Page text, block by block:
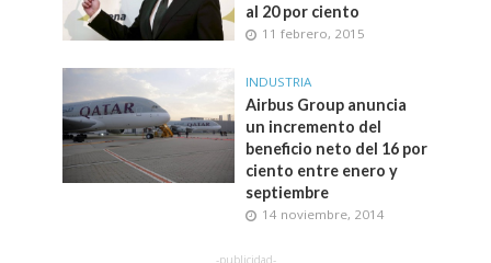
al 20 por ciento
11 febrero, 2015
INDUSTRIA
Airbus Group anuncia
un incremento del
beneficio neto del 16 por
ciento entre enero y
septiembre
14 noviembre, 2014